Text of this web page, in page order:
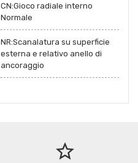
CN:Gioco radiale interno
Normale
NR:Scanalatura su superficie
esterna e relativo anello di
ancoraggio
star_border